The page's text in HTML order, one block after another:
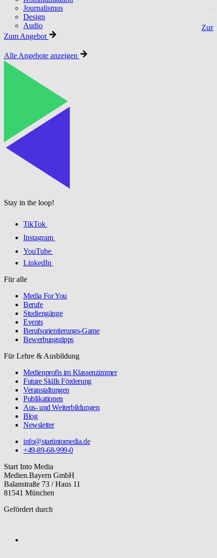
Journalismus
Design
Audio
Zum Angebot
Alle Angebote anzeigen
Stay in the loop!
TikTok
Instagram
YouTube
LinkedIn
Für alle
Media For You
Berufe
Studiengänge
Events
Berufsorientierungs-Game
Bewerbungstipps
Für Lehre & Ausbildung
Medienprofis im Klassenzimmer
Future Skills Förderung
Veranstaltungen
Publikationen
Aus- und Weiterbildungen
Blog
Newsletter
info@startintomedia.de
+49-89-68-999-0
Start Into Media
Medien.Bayern GmbH
Balanstraße 73 / Haus 11
81541 München
Gefördert durch